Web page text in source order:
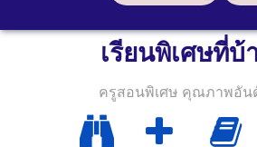
เรียนพิเศษที่บ้
ครูสอนพิเศษ คุณภาพอัน